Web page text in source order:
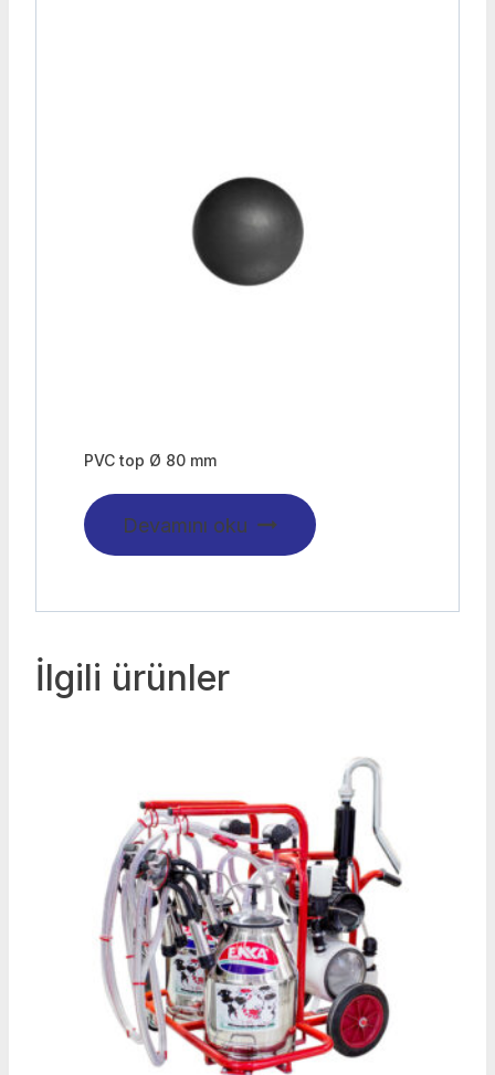
PVC top Ø 80 mm
Devamını oku
İlgili ürünler